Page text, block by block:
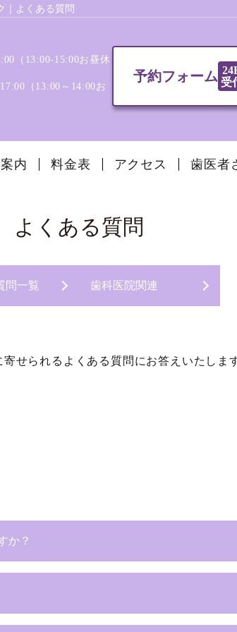
｜よくある質問
（13:00‐15:00お昼休
（13:00～14:00お
予約フォーム 受
内 料金表 アクセス 歯医者
よくある質問
問一覧 歯科医院関連
寄せられるよくある質問にお答えいたしま
か？